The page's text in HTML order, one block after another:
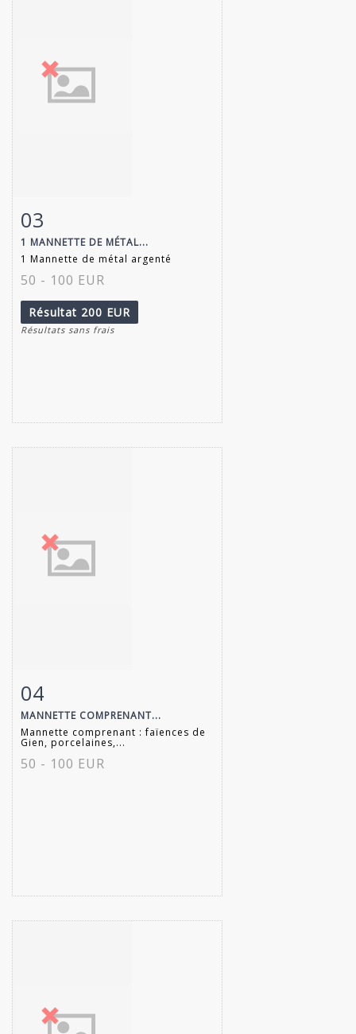
Fiche détaillée
03
1 MANNETTE DE MÉTAL...
1 Mannette de métal argenté
50 - 100 EUR
Résultat 200 EUR
Résultats sans frais
Fiche détaillée
04
MANNETTE COMPRENANT...
Mannette comprenant : faïences de
Gien, porcelaines,...
50 - 100 EUR